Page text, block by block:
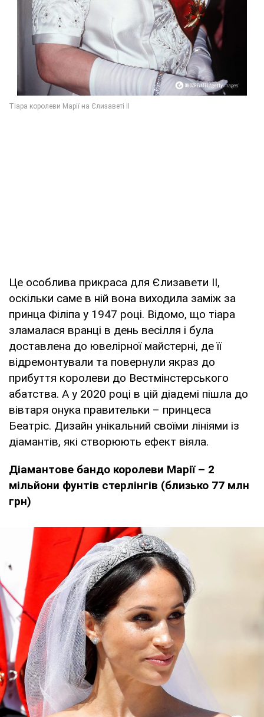
Це особлива прикраса для Єлизавети II,
оскільки саме в ній вона виходила заміж за
принца Філіпа у 1947 році. Відомо, що тіара
зламалася вранці в день весілля і була
доставлена ​​до ювелірної майстерні, де її
відремонтували та повернули якраз до
прибуття королеви до Вестмінстерського
абатства. А у 2020 році в цій діадемі пішла до
вівтаря онука правительки – принцеса
Беатріс. Дизайн унікальний своїми лініями із
діамантів, які створюють ефект віяла.
Діамантове бандо королеви Марії – 2
мільйони фунтів стерлінгів (близько 77 млн ​​
грн)